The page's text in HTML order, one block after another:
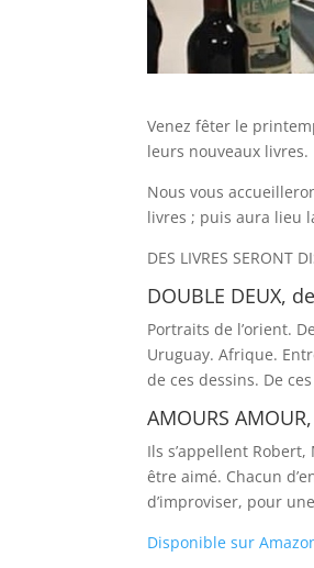
Venez fêter le
leurs nouveaux livres.
Nous vous
livres ; puis aura lieu
DES LIVRES SERONT
DOUBLE DEUX,
Portraits de l’orient.
Uruguay. Afrique.
de ces dessins. De
AMOURS
Ils s’appellent
être aimé. Chacun
d’improviser, pour
Disponible sur